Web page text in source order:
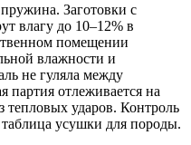
Заготовки с
влагу до 10–12% в
помещении
влажности и
не гуляла между
отлеживается на
тепловых ударов. Контроль
усушки для породы.